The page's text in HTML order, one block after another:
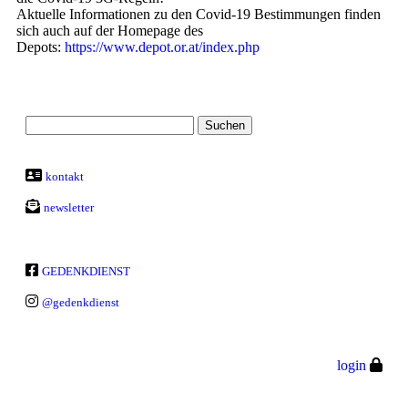
Aktuelle Informationen zu den Covid-19 Bestimmungen finden
sich auch auf der Homepage des
Depots: https://www.depot.or.at/index.php
kontakt
newsletter
GEDENKDIENST
@gedenkdienst
login